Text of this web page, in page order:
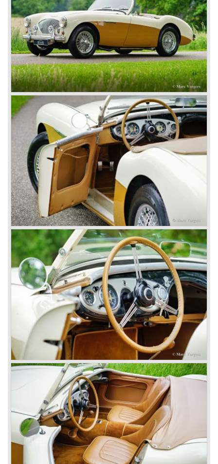
werd de samenwerking tussen Austin en Healey
beklonken...
De Healey 100 was vormgegeven door Gerry Coker en
door Donald Healey gebouwd op basis van Austin
componenten waaronder het viercilinder A90 motorblok
wat voor Austin natuurlijk ideaal was. Austin zag in de
Healey het antwoord op de MG sportwagens en de
Triumph TR sportwagen van het Standard-Triumph
concern.
In de Healey fabriek te Warwick werden de eerste twintig
pre productie exemplaren gebouwd, aansluitend werd de
productie van de Austin Healey 100 in 1953 verplaatst
naar de Austin fabriek in Longbridge. Chassis en
carrosserieën werden gebouwd en toegeleverd door
Jensen.
De Austin Healey 100 BN-1 werd gebouwd tussen 1953
en 1955 waarna in 1955 de BN-2 met vier versnellingsbak
werd voorgesteld. Tussen 1955 en 1956 volgden specials
als de 100M en de 100S welke laatste puur voor de racerij
bestemd was.
In 1956 werd de viercilinder motor uitgebannen en werd de
Austin Healey voorzien van de 2.6 liter zescilinder motor
uit de Austin Westminster, tevens kreeg de auto een
ruimer inzittenden compartiment met twee piepkleine
zitkuipjes achterin; de geboorte van de Austin Healey
100/6 (BN4) in mei 1956 was een feit...
In april 1958 kwam er een tweezits uitvoering van de
Austin Healey 100/6 op de markt (BN6) omdat het
"vierzits" model niet zo populair was als de tweezits Austin
Healey 100 voorgangers.
In maart 1959 komt de Healey 3000 op de markt. Deze
doorontwikkeling op de 100/6 is voorzien van een tot 2912
cc. opgeboorde zescilinder motor en schijfremmen aan de
voorwielen. Deze eerste Austin Healey 3000 kennen wij
als MK I.
In 1961 volgt de MK II, deze versie is voorzien van drie
carburateurs waardoor het motorvermogen aanzienlijk
toenam.
In januari 1962 werd de MK IIa (BJ7) geïntroduceerd. De
Austin Healey MK IIa was weer voorzien van twee
(grotere) carburateurs die eenvoudiger synchroon te
stellen waren en toch praktisch hetzelfde motorvermogen
garandeerden. De MK IIa was tevens voorzien van
neerdraaibare ramen in plaats van de opsteekruiten van
de voorgangers.
In maart 1962 wordt de MKII tweezitter uit productie
genomen en in juni de vierzitter. De MK IIa is een
"convertible" omdat het cabrioletdak neergeklapt op de
auto aanwezig blijft en met een hoes wordt afgedekt. Bij de
voorgaande Austin Healey modellen werd de soft top
geheel afgenomen en in de kofferbak opgeborgen, samen
met de insteek ruiten.